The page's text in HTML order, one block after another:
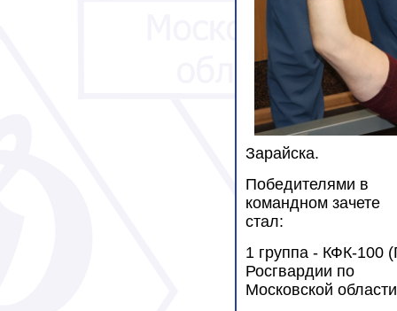
Зарайска.
Победителями в
командном зачете
стал:
1 группа - КФК-100
Росгвардии по
Московской